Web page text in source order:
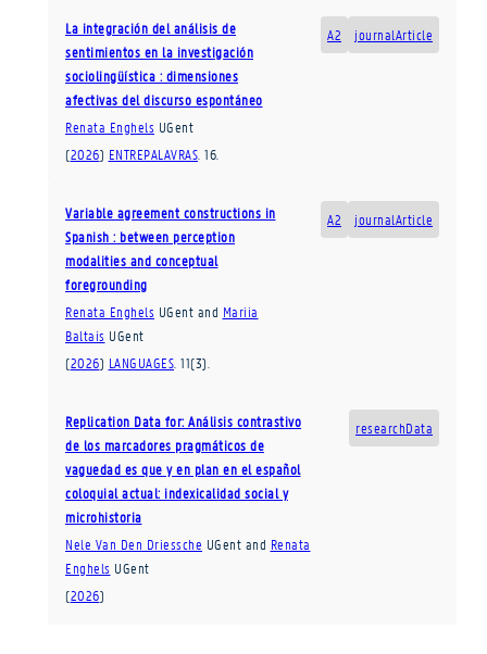
A2 journalArticle
La integración del análisis de
sentimientos en la investigación
sociolingüística : dimensiones
afectivas del discurso espontáneo
Renata Enghels UGent
(2026) ENTREPALAVRAS 16
A2 journalArticle
Variable agreement constructions in
Spanish : between perception
modalities and conceptual
foregrounding
Renata Enghels UGent and Mariia
Baltais UGent
(2026) LANGUAGES 11(3)
researchData
Replication Data for: Análisis contrastivo
de los marcadores pragmáticos de
vaguedad es que y en plan en el español
coloquial actual: indexicalidad social y
microhistoria
Nele Van Den Driessche UGent and Renata
Enghels UGent
(2026)